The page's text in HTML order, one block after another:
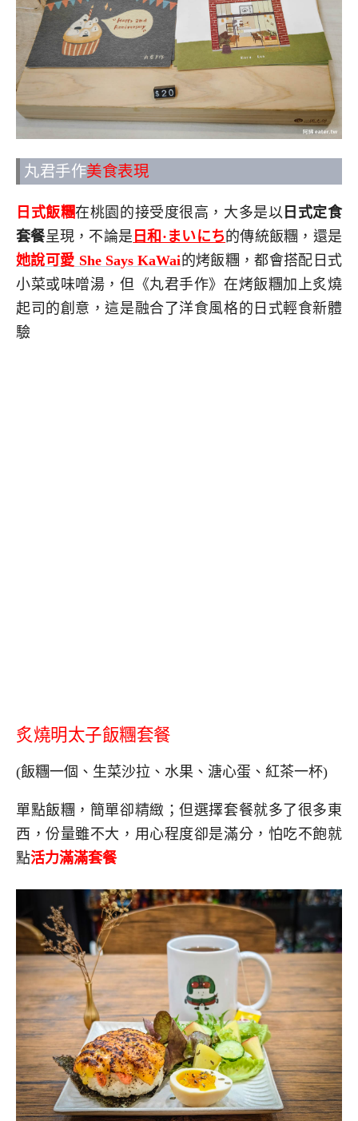
丸君手作美食表現
日式飯糰在桃園的接受度很高，大多是以 日式定食
套餐呈現，不論是 日和·まいにち的傳統飯糰，還是
她說可愛 She Says KaWai的烤飯糰，都會搭配日式
小菜或味噌湯，但《丸君手作》在烤飯糰加上炙燒
起司的創意，這是融合了洋食風格的日式輕食新體
驗
炙燒明太子飯糰套餐
(飯糰一個、生菜沙拉、水果、溏心蛋、紅茶一杯)
單點飯糰，簡單卻精緻；但選擇套餐就多了很多東
西，份量雖不大，用心程度卻是滿分，怕吃不飽就
點活力滿滿套餐